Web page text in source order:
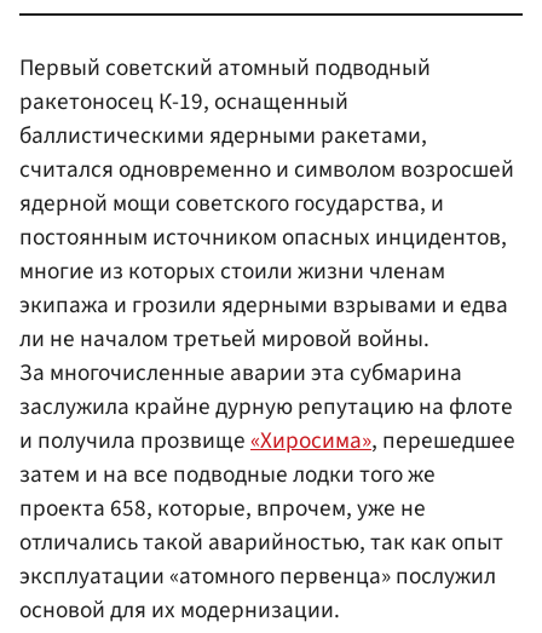
Первый советский атомный подводный
ракетоносец К-19, оснащенный
баллистическими ядерными ракетами,
считался одновременно и символом возросшей
ядерной мощи советского государства, и
постоянным источником опасных инцидентов,
многие из которых стоили жизни членам
экипажа и грозили ядерными взрывами и едва
ли не началом третьей мировой войны.
За многочисленные аварии эта субмарина
заслужила крайне дурную репутацию на флоте
и получила прозвище«Хиросима», перешедшее
затем и на все подводные лодки того же
проекта 658, которые, впрочем, уже не
отличались такой аварийностью, так как опыт
эксплуатации «атомного первенца» послужил
основой для их модернизации.